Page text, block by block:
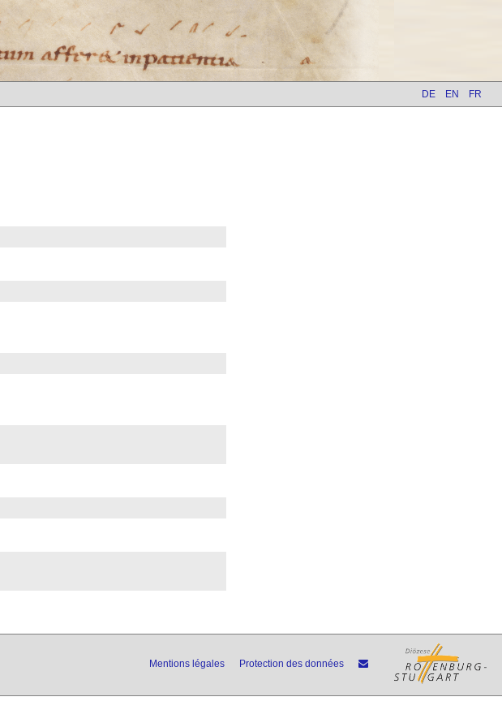
DE EN FR
Mentions légales Protection des données